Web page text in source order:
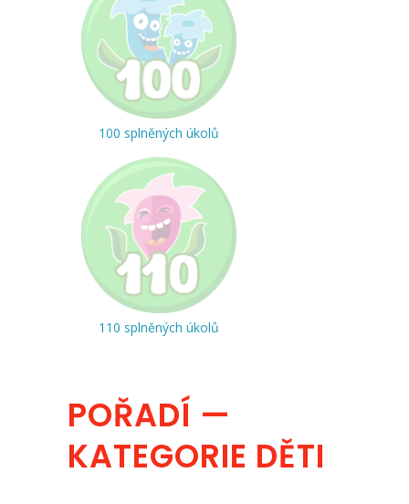
100 splněných úkolů
110 splněných úkolů
POŘADÍ —
KATEGORIE DĚTI